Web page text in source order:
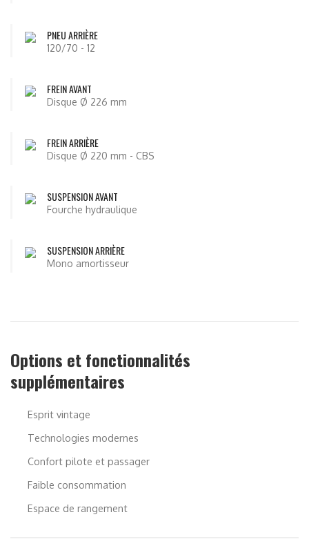
PNEU ARRIÈRE
120/70 - 12
FREIN AVANT
Disque Ø 226 mm
FREIN ARRIÈRE
Disque Ø 220 mm - CBS
SUSPENSION AVANT
Fourche hydraulique
SUSPENSION ARRIÈRE
Mono amortisseur
Options et fonctionnalités
supplémentaires
Esprit vintage
Technologies modernes
Confort pilote et passager
Faible consommation
Espace de rangement